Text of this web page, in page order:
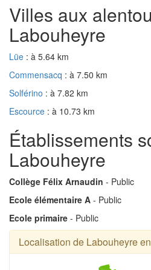
Villes aux
Labouheyre
Lüe : à 5.64 km
Commensacq : à 7.50 km
Solférino : à 7.82 km
Escource : à 10.73 km
Établissements
Labouheyre
Collège Félix Arnaudin - Public
Ecole élémentaire A - Public
Ecole primaire - Public
Localisation de Labouheyre